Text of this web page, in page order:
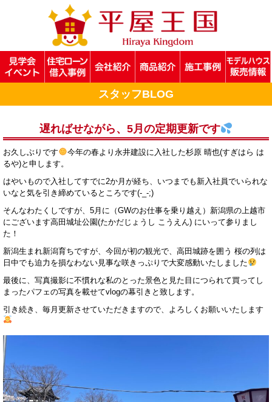
スタッフBLOG
遅ればせながら、5月の定期更新です
お久しぶりです
今年の春より永井建設に入社した杉原 晴也(すぎはら は
るや)と申します。
はやいもので入社してすでに2か月が経ち、いつまでも新入社員でいられな
いなと気を引き締めているところです(-_-;)
そんなわたくしですが、5月に（GWのお仕事を乗り越え）新潟県の上越市
にございます高田城址公園(たかだじょうし こうえん) にいって参りまし
た！
新潟生まれ新潟育ちですが、今回が初の観光で、高田城跡を囲う 桜の列は
日中でも迫力を損なわない見事な咲きっぷりで大変感動いたしました
最後に、写真撮影に不慣れな私のとった景色と見た目につられて買ってし
まったパフェの写真を載せてvlogの幕引きと致します。
引き続き、毎月更新させていただきますので、よろしくお願いいたします